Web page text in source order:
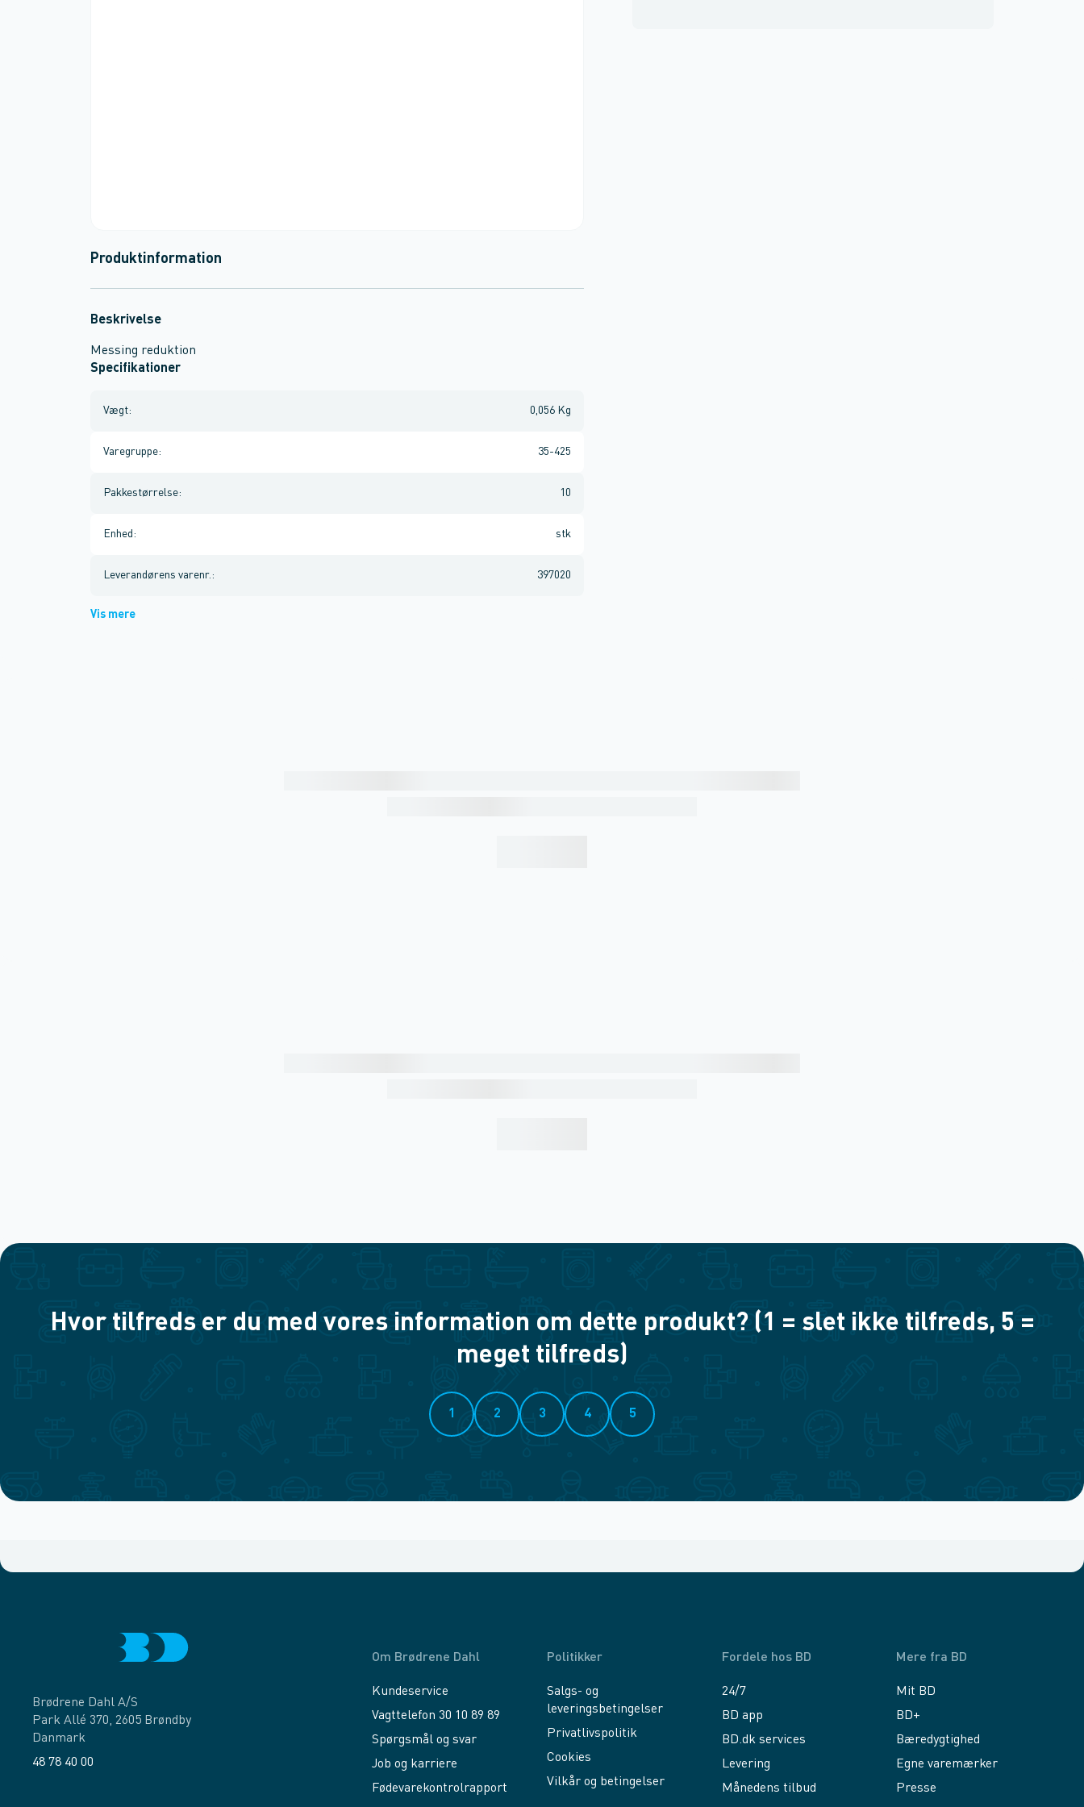
Produktinformation
Beskrivelse
Messing reduktion
Specifikationer
Vægt: 0,056 Kg
Varegruppe: 35-425
Pakkestørrelse: 10
Enhed : stk
Leverandørens varenr. : 397020
Vis mere
Hvor tilfreds er du med vores information om dette produkt? (1 = slet ikke tilfreds, 5 =
meget tilfreds)
1 2 3 4 5
Brødrene Dahl A/S
Park Allé 370, 2605 Brøndby
Danmark
48 78 40 00
Om Brødrene Dahl
Kundeservice
Vagttelefon 30 10 89 89
Spørgsmål og svar
Job og karriere
Fødevarekontrolrapport
Politikker
Salgs- og
leveringsbetingelser
Privatlivspolitik
Cookies
Vilkår og betingelser
Fordele hos BD
24/7
BD app
BD.dk services
Levering
Månedens tilbud
Mere fra BD
Mit BD
BD+
Bæredygtighed
Egne varemærker
Presse